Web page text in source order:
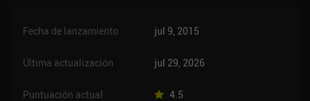
Fecha de lanzamiento jul 9, 2015
Última actualización jul 29, 2026
Puntuación actual 4.5